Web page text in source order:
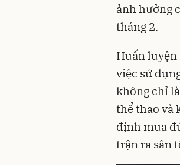
ảnh hưởng
tháng 2.
Huấn luyện
việc sử
không chỉ
thể thao và
định mua
trận ra sân